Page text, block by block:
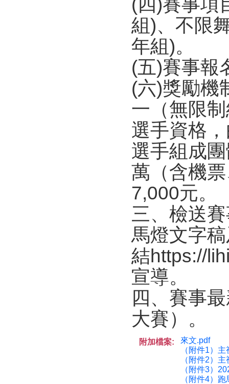
(四)賽事項
組)、不限
年組)。
(五)賽事報
(六)獎勵機
一（無限
選手資格
選手組成
萬（含機
7,000元。
三、檢送
馬燈文字
結https://
宣導。
四、賽事
大賽）。
附加檔案:
來文.pdf
（附件1）
（附件2）
（附件3）
（附件4）